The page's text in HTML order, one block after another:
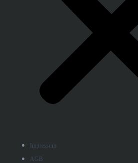
Impressum
AGB